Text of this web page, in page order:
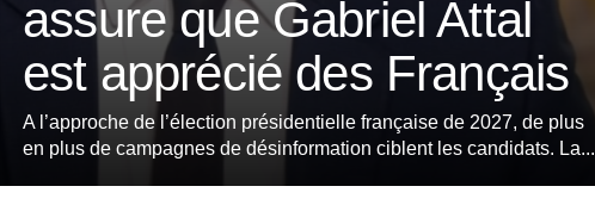
assure que Gabriel Attal
est apprécié des Français
A l’approche de l’élection présidentielle française de 2027, de plus
en plus de campagnes de désinformation ciblent les candidats. La...